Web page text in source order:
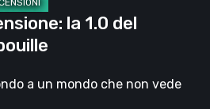
la 1.0 del
a un mondo che non vede